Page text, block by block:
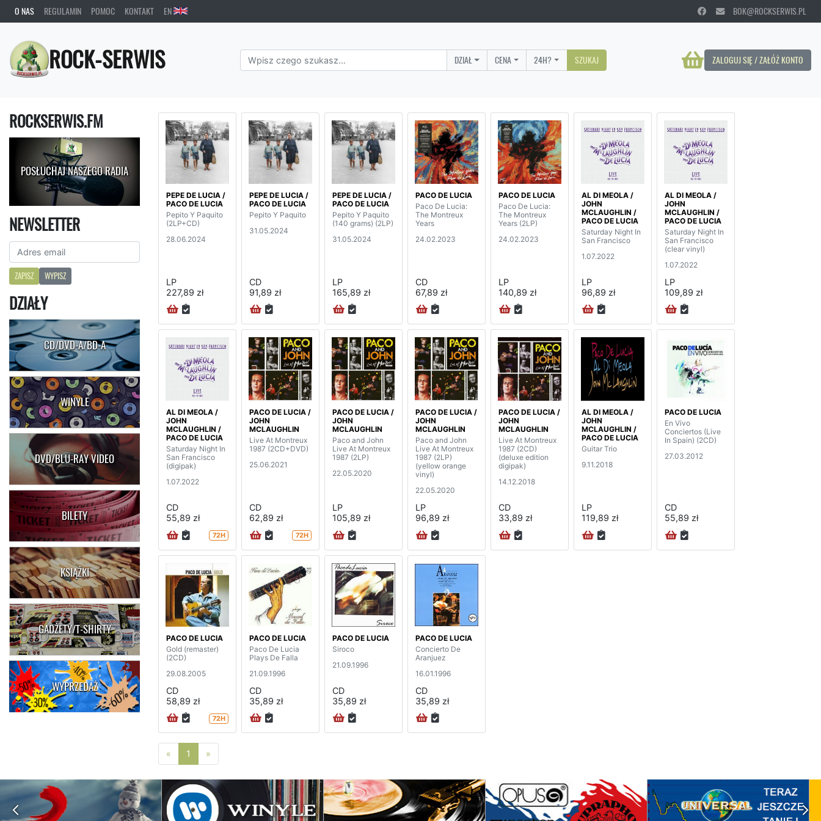
O NAS REGULAMIN POMOC KONTAKT EN BOK@ROCKSERWIS.PL
ROCK-SERWIS ZALOGUJ SIĘ / ZAŁÓŻ KONTO
DZIAŁ CENA 24H? SZUKAJ
ROCKSERWIS.FM
POSŁUCHAJ NASZEGO RADIA
NEWSLETTER
ZAPISZ WYPISZ
DZIAŁY
CD/DVD-A/BD-A
WINYLE
DVD/BLU-RAY VIDEO
BILETY
KSIĄŻKI
GADŻETY/T-SHIRTY
WYPRZEDAŻ
PEPE DE LUCIA /
PACO DE LUCIA
Pepito Y Paquito
(2LP+CD)
28.06.2024
LP
227,89 zł
PEPE DE LUCIA /
PACO DE LUCIA
Pepito Y Paquito
31.05.2024
CD
91,89 zł
PEPE DE LUCIA /
PACO DE LUCIA
Pepito Y Paquito
(140 grams) (2LP)
31.05.2024
LP
165,89 zł
PACO DE LUCIA
Paco De Lucia:
The Montreux
Years
24.02.2023
CD
67,89 zł
PACO DE LUCIA
Paco De Lucia:
The Montreux
Years (2LP)
24.02.2023
LP
140,89 zł
AL DI MEOLA /
JOHN
MCLAUGHLIN /
PACO DE LUCIA
Saturday Night In
San Francisco
1.07.2022
LP
96,89 zł
AL DI MEOLA /
JOHN
MCLAUGHLIN /
PACO DE LUCIA
Saturday Night In
San Francisco
(clear vinyl)
1.07.2022
LP
109,89 zł
AL DI MEOLA /
JOHN
MCLAUGHLIN /
PACO DE LUCIA
Saturday Night In
San Francisco
(digipak)
1.07.2022
CD
55,89 zł
72H
PACO DE LUCIA /
JOHN
MCLAUGHLIN
Live At Montreux
1987 (2CD+DVD)
25.06.2021
CD
62,89 zł
72H
PACO DE LUCIA /
JOHN
MCLAUGHLIN
Paco and John
Live At Montreux
1987 (2LP)
22.05.2020
LP
105,89 zł
PACO DE LUCIA /
JOHN
MCLAUGHLIN
Paco and John
Live At Montreux
1987 (2LP)
(yellow orange
vinyl)
22.05.2020
LP
96,89 zł
PACO DE LUCIA /
JOHN
MCLAUGHLIN
Live At Montreux
1987 (2CD)
(deluxe edition
digipak)
14.12.2018
CD
33,89 zł
AL DI MEOLA /
JOHN
MCLAUGHLIN /
PACO DE LUCIA
Guitar Trio
9.11.2018
LP
119,89 zł
PACO DE LUCIA
En Vivo
Conciertos (Live
In Spain) (2CD)
27.03.2012
CD
55,89 zł
PACO DE LUCIA
Gold (remaster)
(2CD)
29.08.2005
CD
58,89 zł
72H
PACO DE LUCIA
Paco De Lucia
Plays De Falla
21.09.1996
CD
35,89 zł
PACO DE LUCIA
Siroco
21.09.1996
CD
35,89 zł
PACO DE LUCIA
Concierto De
Aranjuez
16.01.1996
CD
35,89 zł
« Poprzednia strona
1 »